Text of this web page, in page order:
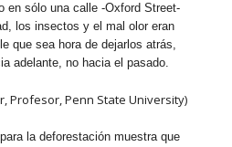
en sólo una calle -Oxford Street-
los insectos y el mal olor eran
que sea hora de dejarlos atrás,
adelante, no hacia el pasado.
Profesor, Penn State University)
la deforestación muestra que